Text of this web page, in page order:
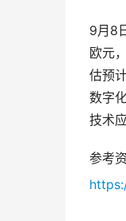
9月8
欧元
估预
数字
技术
参考资